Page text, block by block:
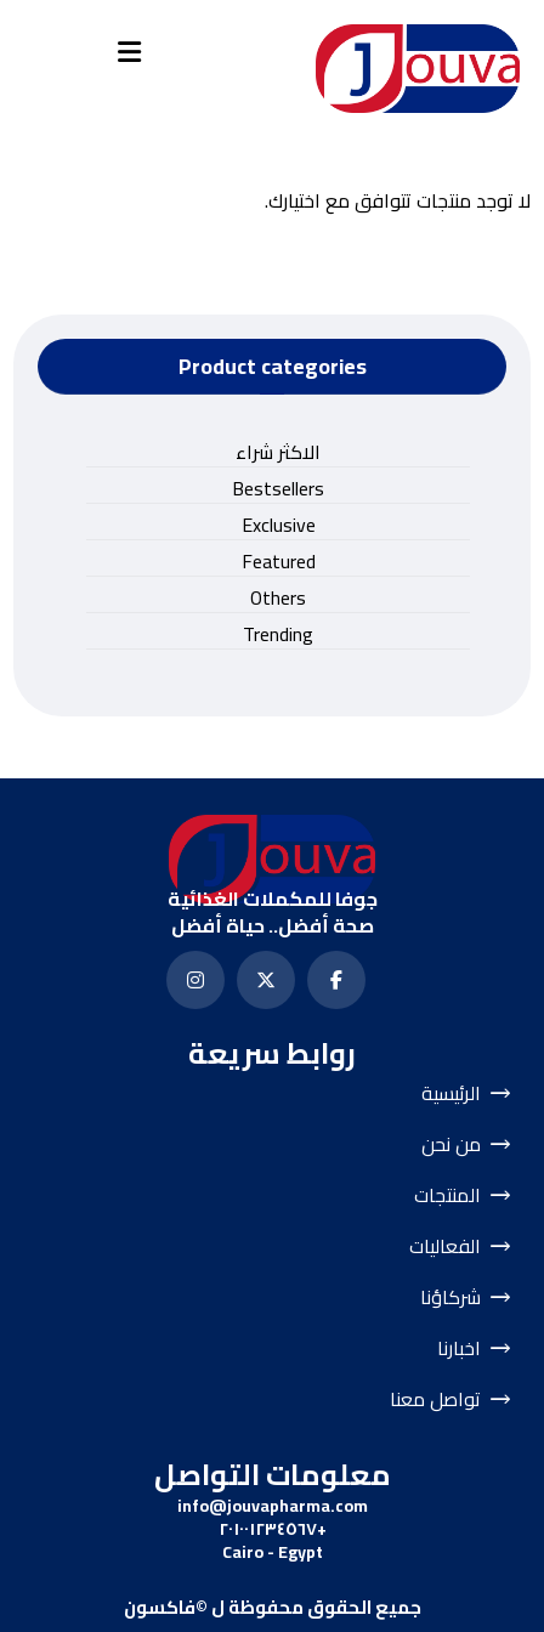
لا توجد منتجات تتوافق مع اختيارك.
Product categories
الاكثر شراء
Bestsellers
Exclusive
Featured
Others
Trending
جوفا للمكملات الغذائية
صحة أفضل.. حياة أفضل
روابط سريعة
الرئيسية
من نحن
المنتجات
الفعاليات
شركاؤنا
اخبارنا
تواصل معنا
معلومات التواصل
info@jouvapharma.com
+٢٠١٠٠١٢٣٤٥٦٧
Cairo - Egypt
جميع الحقوق محفوظة ل ©فاكسون